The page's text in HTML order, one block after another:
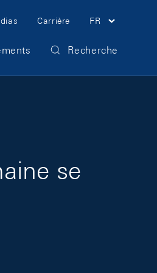
Carrière FR
Recherche
se